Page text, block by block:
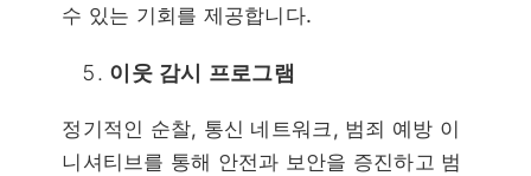
수 있는 기회를 제공합니다.
이웃 감시 프로그램
정기적인 순찰, 통신 네트워크, 범죄 예방 이
니셔티브를 통해 안전과 보안을 증진하고 범